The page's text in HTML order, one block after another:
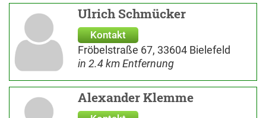
Ulrich Schmücker
Kontakt
Fröbelstraße 67, 33604 Bielefeld
in 2.4 km Entfernung
Alexander Klemme